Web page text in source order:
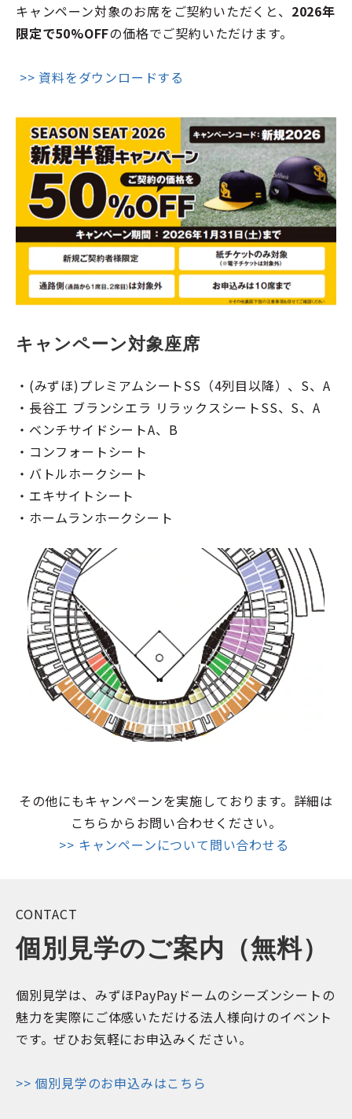
キャンペーン対象のお席をご契約いただくと、 2026年
限定で50%OFFの価格でご契約いただけます。
>> 資料をダウンロードする
キャンペーン対象座席
・(みずほ)プレミアムシートSS（4列目以降）、S、A
・長谷工 ブランシエラ リラックスシートSS、S、A
・ベンチサイドシートA、B
・コンフォートシート
・バトルホークシート
・エキサイトシート
・ホームランホークシート
その他にもキャンペーンを実施しております。詳細は
こちらからお問い合わせください。
>> キャンペーンについて問い合わせる
CONTACT
個別見学のご案内（無料）
個別見学は、みずほPayPayドームのシーズンシートの
魅力を実際にご体感いただける法人様向けのイベント
です。ぜひお気軽にお申込みください。
>> 個別見学のお申込みはこちら